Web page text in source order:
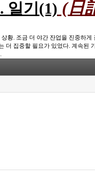
일기(1) (日
황. 조금 더 야간 잔업을 진중하
더 집중할 필요가 있었다. 계속된